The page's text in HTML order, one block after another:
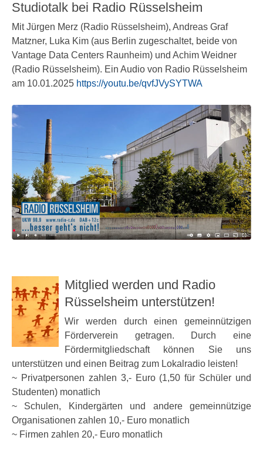
Studiotalk bei Radio Rüsselsheim
Mit Jürgen Merz (Radio Rüsselsheim), Andreas Graf
Matzner, Luka Kim (aus Berlin zugeschaltet, beide von
Vantage Data Centers Raunheim) und Achim Weidner
(Radio Rüsselsheim). Ein Audio von Radio Rüsselsheim
am 10.01.2025 https://youtu.be/qvfJVySYTWA
Mitglied werden und Radio
Rüsselsheim unterstützen!
Wir werden durch einen gemeinnützigen
Förderverein getragen. Durch eine
Fördermitgliedschaft können Sie uns
unterstützen und einen Beitrag zum Lokalradio leisten!
~ Privatpersonen zahlen 3,- Euro (1,50 für Schüler und
Studenten) monatlich
~ Schulen, Kindergärten und andere gemeinnützige
Organisationen zahlen 10,- Euro monatlich
~ Firmen zahlen 20,- Euro monatlich